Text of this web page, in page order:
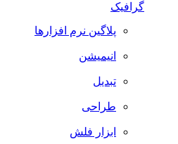
گرافیک
پلاگین نرم افزارها
انیمیشن
تبدیل
طراحی
ابزار فلش